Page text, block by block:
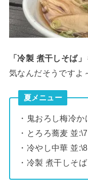
「冷製 煮干しそば」
気なんだそうですよ
夏メニュー
・鬼おろし梅冷
・とろろ蕎麦 並
・冷やし中華 並
・冷製 煮干しそ